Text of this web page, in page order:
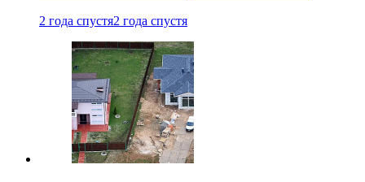
2 года спустя2 года спустя